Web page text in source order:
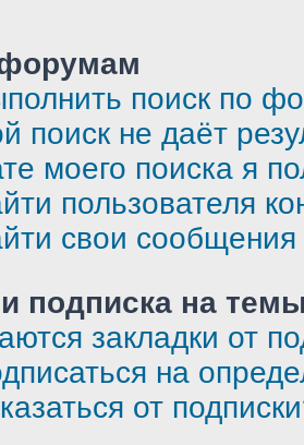
поиск по
поиск не даёт
моего поиска я
пользователя
свои
подписка на
закладки от
на
от